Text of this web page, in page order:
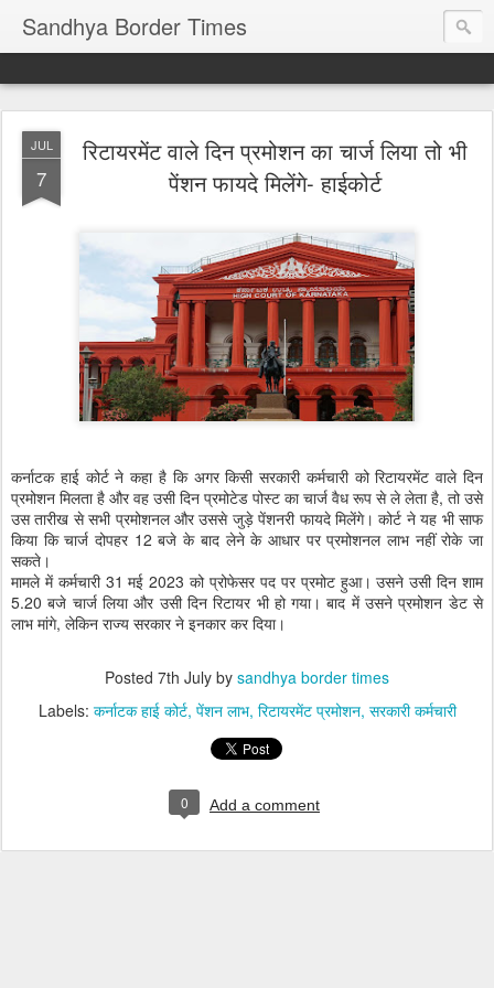
Sandhya Border Times
JUL
7
रिटायरमेंट वाले दिन प्रमोशन का चार्ज लिया तो भी
पेंशन फायदे मिलेंगे- हाईकोर्ट
कर्नाटक हाई कोर्ट ने कहा है कि अगर किसी सरकारी कर्मचारी को रिटायरमेंट वाले दिन
प्रमोशन मिलता है और वह उसी दिन प्रमोटेड पोस्ट का चार्ज वैध रूप से ले लेता है, तो उसे
उस तारीख से सभी प्रमोशनल और उससे जुड़े पेंशनरी फायदे मिलेंगे। कोर्ट ने यह भी साफ
किया कि चार्ज दोपहर 12 बजे के बाद लेने के आधार पर प्रमोशनल लाभ नहीं रोके जा
सकते।
मामले में कर्मचारी 31 मई 2023 को प्रोफेसर पद पर प्रमोट हुआ। उसने उसी दिन शाम
5.20 बजे चार्ज लिया और उसी दिन रिटायर भी हो गया। बाद में उसने प्रमोशन डेट से
लाभ मांगे, लेकिन राज्य सरकार ने इनकार कर दिया।
Posted 7th July by sandhya border times
Labels: कर्नाटक हाई कोर्ट पेंशन लाभ रिटायरमेंट प्रमोशन सरकारी कर्मचारी
0 Add a comment